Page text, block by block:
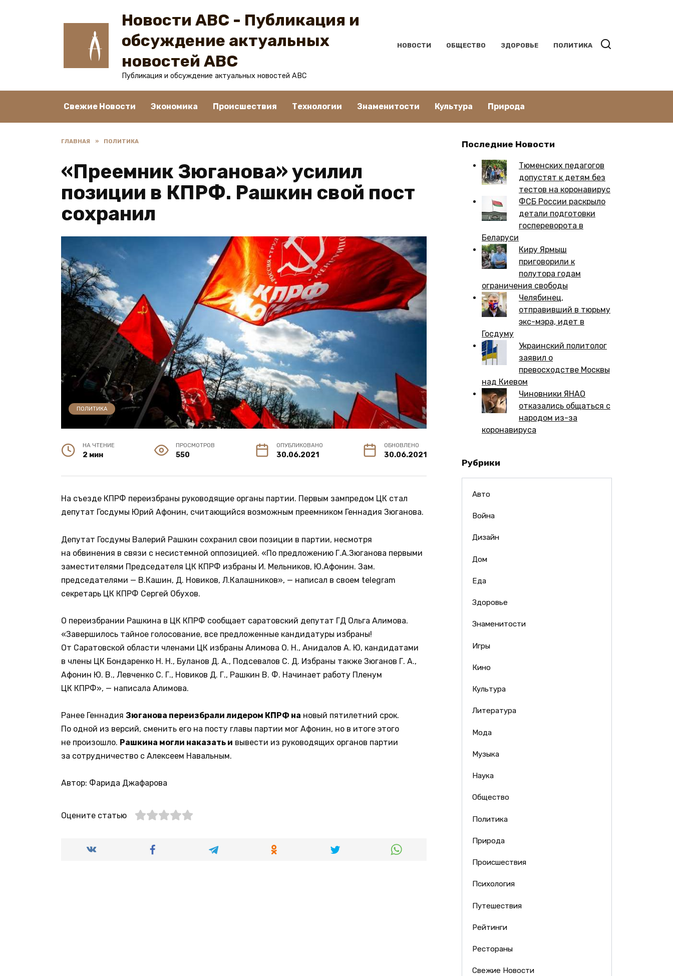
Новости ABC - Публикация и
обсуждение актуальных
новостей ABC
Публикация и обсуждение актуальных новостей ABC
НОВОСТИ ОБЩЕСТВО ЗДОРОВЬЕ ПОЛИТИКА
Свежие Новости Экономика Происшествия Технологии Знаменитости Культура Природа
ГЛАВНАЯ » ПОЛИТИКА
«Преемник Зюганова» усилил
позиции в КПРФ. Рашкин свой пост
сохранил
ПОЛИТИКА
НА ЧТЕНИЕ
2 мин
ПРОСМОТРОВ
550
ОПУБЛИКОВАНО
30.06.2021
ОБНОВЛЕНО
30.06.2021
На съезде КПРФ переизбраны руководящие органы партии. Первым зампредом ЦК стал
депутат Госдумы Юрий Афонин, считающийся возможным преемником Геннадия Зюганова.
Депутат Госдумы Валерий Рашкин сохранил свои позиции в партии, несмотря
на обвинения в связи с несистемной оппозицией. «По предложению Г.А.Зюганова первыми
заместителями Председателя ЦК КПРФ избраны И. Мельников, Ю.Афонин. Зам.
председателями — В.Кашин, Д. Новиков, Л.Калашников», — написал в своем telegram
секретарь ЦК КПРФ Сергей Обухов.
О переизбрании Рашкина в ЦК КПРФ сообщает саратовский депутат ГД Ольга Алимова.
«Завершилось тайное голосование, все предложенные кандидатуры избраны!
От Саратовской области членами ЦК избраны Алимова О. Н., Анидалов А. Ю, кандидатами
в члены ЦК Бондаренко Н. Н., Буланов Д. А., Подсевалов С. Д. Избраны также Зюганов Г. А.,
Афонин Ю. В., Левченко С. Г., Новиков Д. Г., Рашкин В. Ф. Начинает работу Пленум
ЦК КПРФ», — написала Алимова.
Ранее Геннадия Зюганова переизбрали лидером КПРФ на новый пятилетний срок.
По одной из версий, сменить его на посту главы партии мог Афонин, но в итоге этого
не произошло. Рашкина могли наказать и вывести из руководящих органов партии
за сотрудничество с Алексеем Навальным.
Автор: Фарида Джафарова
Оцените статью
Последние Новости
Тюменских педагогов
допустят к детям без
тестов на коронавирус
ФСБ России раскрыло
детали подготовки
госпереворота в
Беларуси
Киру Ярмыш
приговорили к
полутора годам
ограничения свободы
Челябинец,
отправивший в тюрьму
экс-мэра, идет в
Госдуму
Украинский политолог
заявил о
превосходстве Москвы
над Киевом
Чиновники ЯНАО
отказались общаться с
народом из-за
коронавируса
Рубрики
Авто
Война
Дизайн
Дом
Еда
Здоровье
Знаменитости
Игры
Кино
Культура
Литература
Мода
Музыка
Наука
Общество
Политика
Природа
Происшествия
Психология
Путешествия
Рейтинги
Рестораны
Свежие Новости